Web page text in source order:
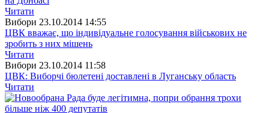
Читати
Вибори 23.10.2014 14:55
ЦВК вважає, що індивідуальне голосування військових не
зробить з них мішень
Читати
Вибори 23.10.2014 11:58
ЦВК: Виборчі бюлетені доставлені в Луганську область
Читати